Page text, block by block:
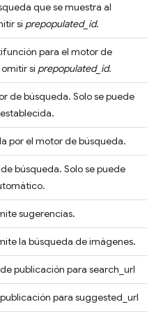
que se muestra al
si prepopulated_id.
para el motor de
si prepopulated_id.
de búsqueda. Solo se puede
por el motor de búsqueda.
búsqueda. Solo se puede
sugerencias.
la búsqueda de imágenes.
publicación para search_url
para suggested_url